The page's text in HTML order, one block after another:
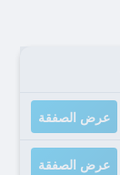
عرض الصفقة
عرض الصفقة